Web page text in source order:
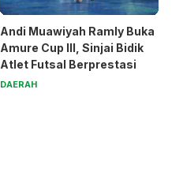
Andi Muawiyah Ramly Buka
Amure Cup III, Sinjai Bidik
Atlet Futsal Berprestasi
DAERAH